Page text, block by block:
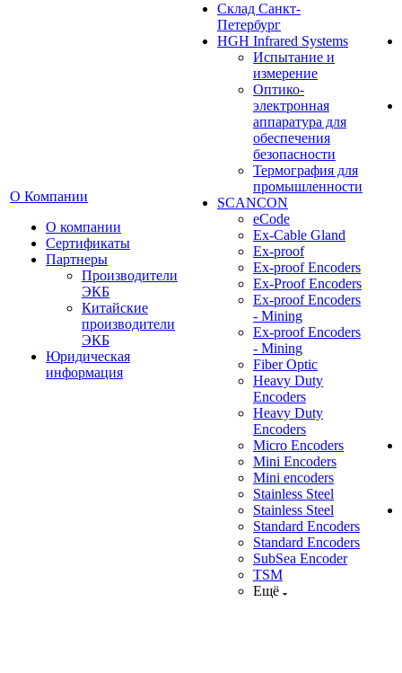
О Компании
О компании
Сертификаты
Партнеры
Производители
ЭКБ
Китайские
производители
ЭКБ
Юридическая
информация
Cклад Санкт-
Петербург
HGH Infrared Systems
Испытание и
измерение
Оптико-
электронная
аппаратура для
обеспечения
безопасности
Термография для
промышленности
SCANCON
eCode
Ex-Cable Gland
Ex-proof
Ex-proof Encoders
Ex-Proof Encoders
Ex-proof Encoders
- Mining
Ex-proof Encoders
- Mining
Fiber Optic
Heavy Duty
Encoders
Heavy Duty
Encoders
Micro Encoders
Mini Encoders
Mini encoders
Stainless Steel
Stainless Steel
Standard Encoders
Standard Encoders
SubSea Encoder
TSM
Ещё